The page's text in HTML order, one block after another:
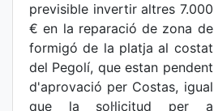
previsible invertir altres 7.000
€ en la reparació de zona de
formigó de la platja al costat
del Pegolí, que estan pendent
d'aprovació per Costas, igual
que la sol·licitud per a